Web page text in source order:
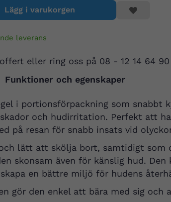
Lägg i varukorgen
leverans
eller ring oss på 08 - 12 14 64 90
Funktioner och egenskaper
i portionsförpackning som snabbt
och hudirritation. Perfekt att
på resan för snabb insats vid
lätt att skölja bort, samtidigt som
skonsam även för känslig hud.
en bättre miljö för hudens
gör den enkel att bära med sig och